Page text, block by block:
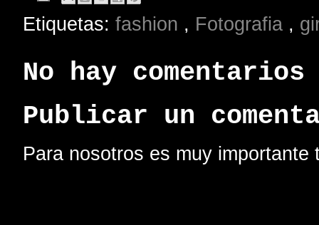
Etiquetas: fashion , Fotografia ,
No hay
Publicar un
Para nosotros es muy